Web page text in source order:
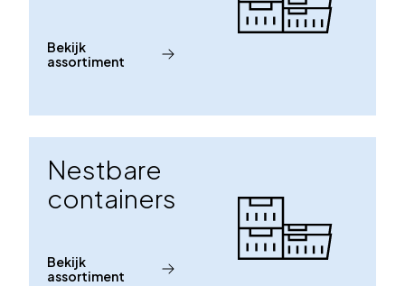
Bekijk
assortiment
Nestbare
containers
Bekijk
assortiment